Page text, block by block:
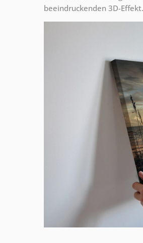
beeindruckenden 3D-Effekt.